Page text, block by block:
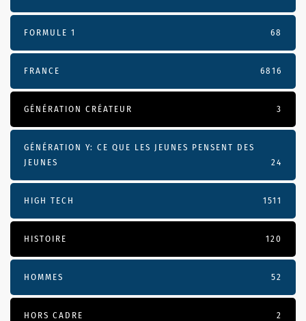
FORMULE 1 68
FRANCE 6816
GÉNÉRATION CRÉATEUR 3
GÉNÉRATION Y: CE QUE LES JEUNES PENSENT DES
JEUNES
24
HIGH TECH 1511
HISTOIRE 120
HOMMES 52
HORS CADRE 2